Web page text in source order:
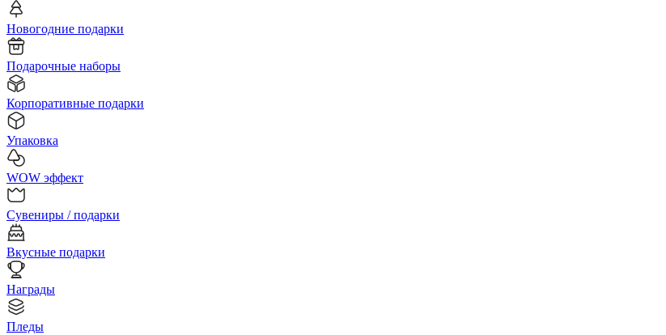
Новогодние подарки
Подарочные наборы
Корпоративные подарки
Упаковка
WOW эффект
Сувениры / подарки
Вкусные подарки
Награды
Пледы